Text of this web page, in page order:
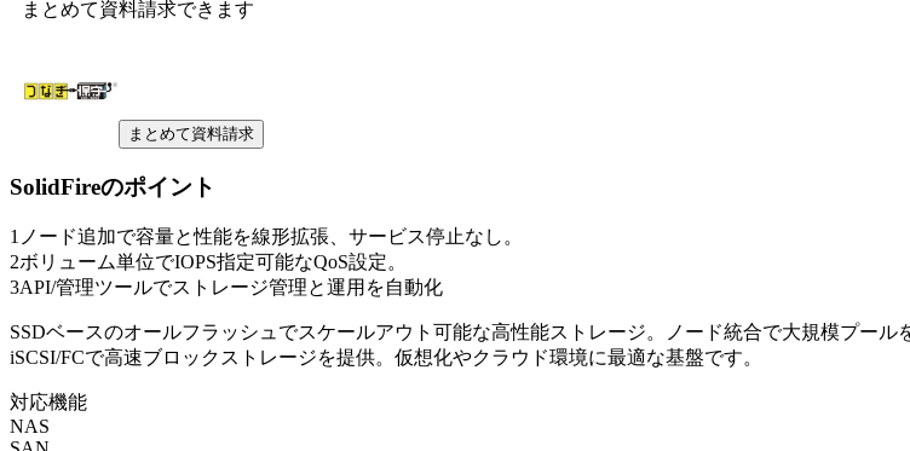
まとめて資料請求できます
まとめて資料請求
SolidFireのポイント
1 ノード追加で容量と性能を線形拡張、サービス停止なし。
2ボリューム単位でIOPS指定可能なQoS設定。
3API/管理ツールでストレージ管理と運用を自動化
SSDベースのオールフラッシュでスケールアウト可能な高性能ストレージ。ノード統合で大規模プール
iSCSI/FCで高速ブロックストレージを提供。仮想化やクラウド環境に最適な基盤です。
対応機能
NAS